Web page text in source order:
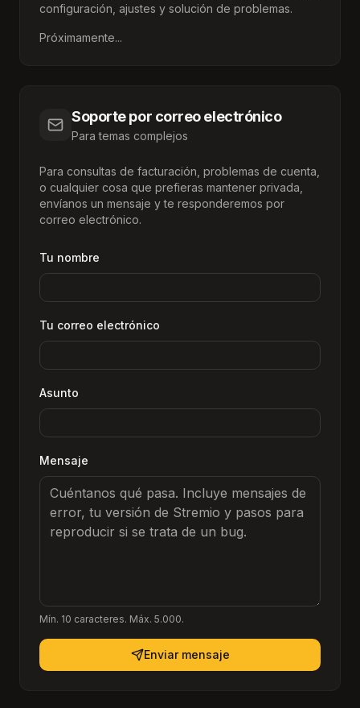
configuración, ajustes y solución de problemas.
Próximamente...
Soporte por correo electrónico
Para temas complejos
Para consultas de facturación, problemas de cuenta,
o cualquier cosa que prefieras mantener privada,
envíanos un mensaje y te responderemos por
correo electrónico.
Tu nombre
Tu correo electrónico
Asunto
Mensaje
Mín. 10 caracteres. Máx. 5.000.
Enviar mensaje